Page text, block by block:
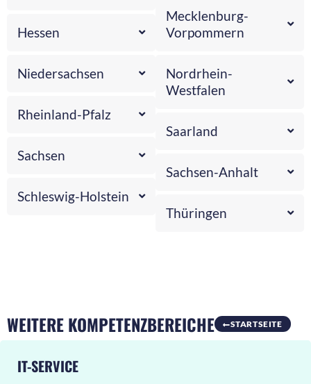
Hessen
Niedersachsen
Rheinland-Pfalz
Sachsen
Schleswig-Holstein
Mecklenburg-
Vorpommern
Nordrhein-
Westfalen
Saarland
Sachsen-Anhalt
Thüringen
WEITERE KOMPETENZBEREICHE STARTSEITE
IT-SERVICE